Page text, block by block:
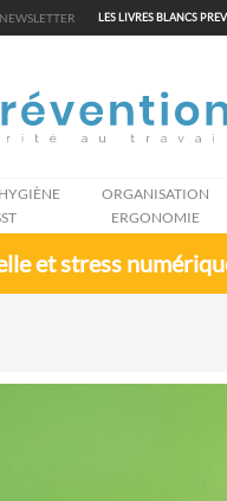
LES LIVRES BLANCS
ORGANISATION
ERGONOMIE
et stress